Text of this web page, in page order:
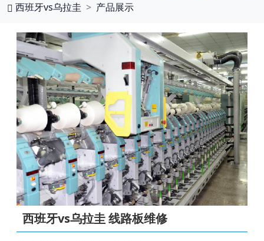
西班牙vs乌拉圭 产品展示
西班牙vs乌拉圭 线路板维修